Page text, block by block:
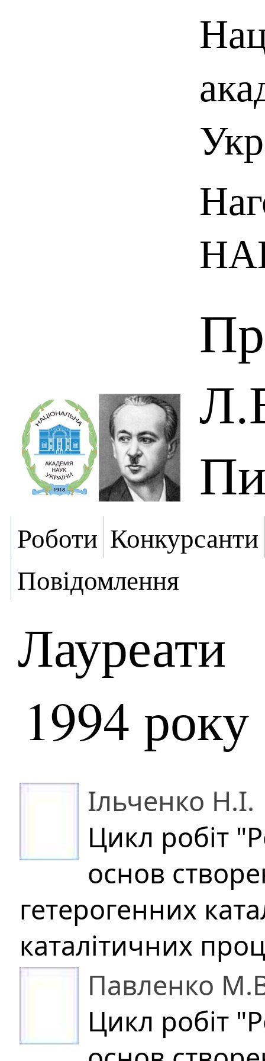
Роботи Конкурсанти
Повідомлення
Лауреати
1994 року
Ільченко Н.І.
Цикл робіт
основ
гетерогенних
каталітичних
Павленко
Цикл робіт